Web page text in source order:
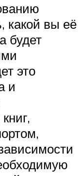
какой вы её
будет
это
и